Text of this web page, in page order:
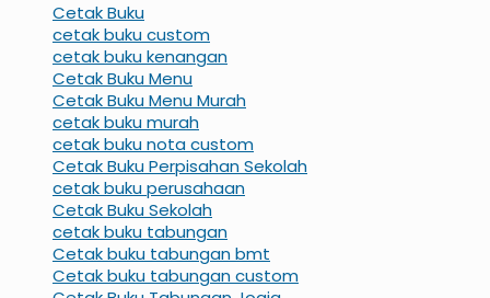
Cetak Buku
cetak buku custom
cetak buku kenangan
Cetak Buku Menu
Cetak Buku Menu Murah
cetak buku murah
cetak buku nota custom
Cetak Buku Perpisahan Sekolah
cetak buku perusahaan
Cetak Buku Sekolah
cetak buku tabungan
Cetak buku tabungan bmt
Cetak buku tabungan custom